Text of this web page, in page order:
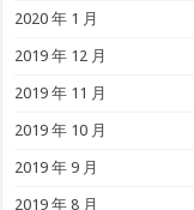
2020 年 1 月
2019 年 12 月
2019 年 11 月
2019 年 10 月
2019 年 9 月
2019 年 8 月